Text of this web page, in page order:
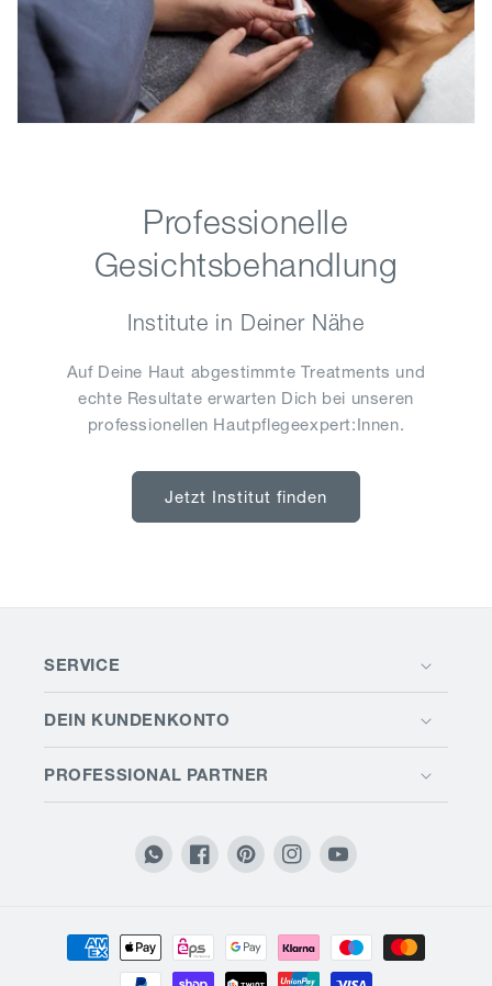
Professionelle
Gesichtsbehandlung
Institute in Deiner Nähe
Auf Deine Haut abgestimmte Treatments und
echte Resultate erwarten Dich bei unseren
professionellen Hautpflegeexpert:Innen.
Jetzt Institut finden
SERVICE
DEIN KUNDENKONTO
PROFESSIONAL PARTNER
TranslationFacebookPinterestInstagramYouTube
Zahlungsmethoden